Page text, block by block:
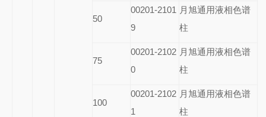
50
00201-2101
9
月旭通用液相色谱
柱
75
00201-2102
0
月旭通用液相色谱
柱
100
00201-2102
1
月旭通用液相色谱
柱